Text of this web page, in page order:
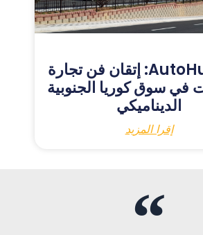
مزاد AutoHub: إتقان فن تجارة
في سوق كوريا الجنوبية
الديناميكي
إقرا المزيد